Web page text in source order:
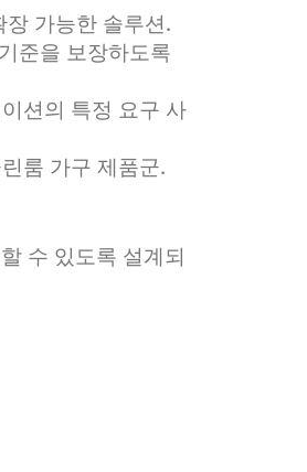
가능한 솔루션.
준을 보장하도록
션의 특정 요구 사
룸 가구 제품군.
수 있도록 설계되